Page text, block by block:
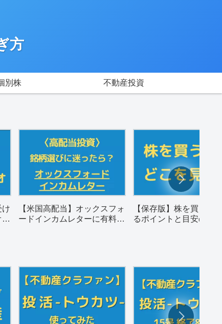
方
別株 不動産投資
け
【米国高配当】オックスフォ
ードインカムレターに有料登
【保存版】株を買うと
るポイントと目安の数